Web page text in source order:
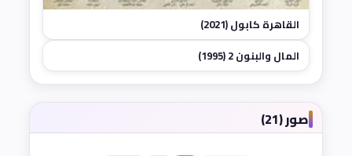
القاهرة كابول (2021)
المال والبنون 2 (1995)
صور (21)